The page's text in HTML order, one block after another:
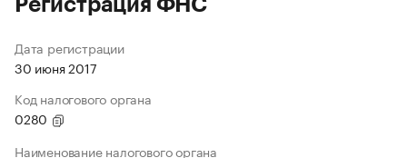
Регистрация ФНС
Дата регистрации
30 июня 2017
Код налогового органа
0280
Наименование налогового органа